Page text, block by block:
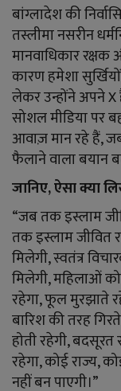
बांग्लादेश की
तस्लीमा नसरीन
मानवाधिकार
कारण हमेशा
लेकर उन्होंने अपने
सोशल मीडिया पर
आवाज़ मान रहे हैं,
फैलाने वाला बयान
जानिए, ऐसा क्या
“जब तक इस्लाम
तक इस्लाम जीवित
मिलेगी, स्वतंत्र
मिलेगी, महिलाओं
रहेगा, फूल मुरझाते
बारिश की तरह
होती रहेगी,
रहेगा, कोई राज्य,
नहीं बन पाएगी।”